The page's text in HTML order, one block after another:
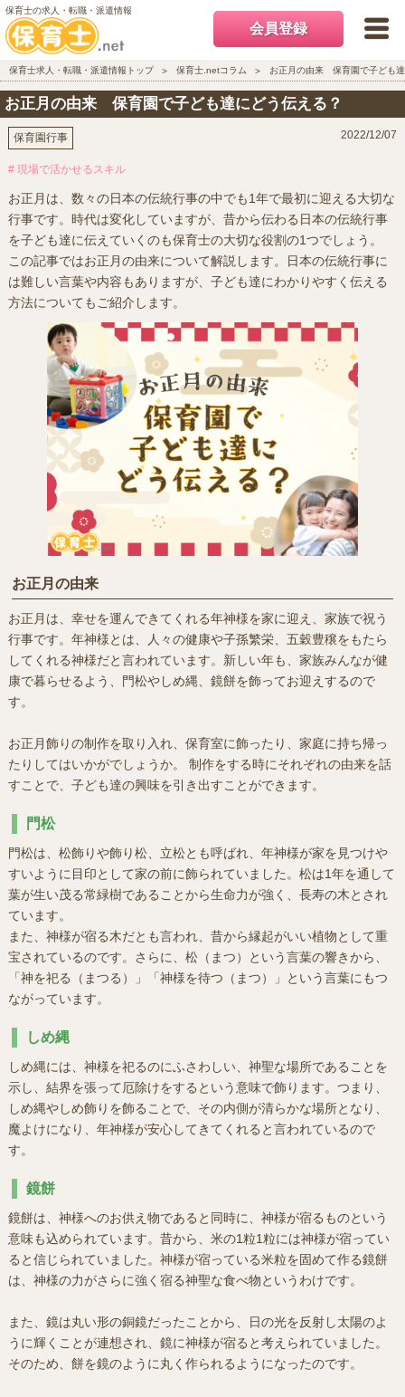
保育士の求人・転職・派遣情報
会員登録
保育士求人・転職・派遣情報トップ 保育士.netコラム お正月の由来 保育園で子ども
お正月の由来 保育園で子ども達にどう伝える？
保育園行事 2022/12/07
# 現場で活かせるスキル
お正月は、数々の日本の伝統行事の中でも1年で最初に迎える大切な
行事です。時代は変化していますが、昔から伝わる日本の伝統行事
を子ども達に伝えていくのも保育士の大切な役割の1つでしょう。
この記事ではお正月の由来について解説します。日本の伝統行事に
は難しい言葉や内容もありますが、子ども達にわかりやすく伝える
方法についてもご紹介します。
お正月の由来
お正月は、幸せを運んできてくれる年神様を家に迎え、家族で祝う
行事です。年神様とは、人々の健康や子孫繁栄、五穀豊穣をもたら
してくれる神様だと言われています。新しい年も、家族みんなが健
康で暮らせるよう、門松やしめ縄、鏡餅を飾ってお迎えするので
す。
お正月飾りの制作を取り入れ、保育室に飾ったり、家庭に持ち帰っ
たりしてはいかがでしょうか。 制作をする時にそれぞれの由来を話
すことで、子ども達の興味を引き出すことができます。
門松
門松は、松飾りや飾り松、立松とも呼ばれ、年神様が家を見つけや
すいように目印として家の前に飾られていました。松は1年を通して
葉が生い茂る常緑樹であることから生命力が強く、長寿の木とされ
ています。
また、神様が宿る木だとも言われ、昔から縁起がいい植物として重
宝されているのです。さらに、松（まつ）という言葉の響きから、
「神を祀る（まつる）」「神様を待つ（まつ）」という言葉にもつ
ながっています。
しめ縄
しめ縄には、神様を祀るのにふさわしい、神聖な場所であることを
示し、結界を張って厄除けをするという意味で飾ります。つまり、
しめ縄やしめ飾りを飾ることで、その内側が清らかな場所となり、
魔よけになり、年神様が安心してきてくれると言われているので
す。
鏡餅
鏡餅は、神様へのお供え物であると同時に、神様が宿るものという
意味も込められています。昔から、米の1粒1粒には神様が宿ってい
ると信じられていました。神様が宿っている米粒を固めて作る鏡餅
は、神様の力がさらに強く宿る神聖な食べ物というわけです。
また、鏡は丸い形の銅鏡だったことから、日の光を反射し太陽のよ
うに輝くことが連想され、鏡に神様が宿ると考えられていました。
そのため、餅を鏡のように丸く作られるようになったのです。